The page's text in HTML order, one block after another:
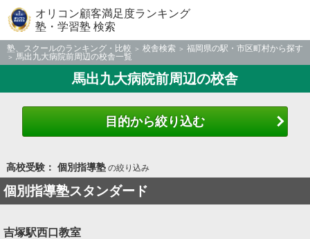
オリコン顧客満足度ランキング
塾・学習塾 検索
塾、スクールのランキング・比較 校舎検索
福岡県の駅・市区町村から探す
馬出九大病院前周辺の校舎一覧
馬出九大病院前周辺の校舎
目的から絞り込む
高校受験： 個別指導塾の絞り込み
個別指導塾スタンダード
吉塚駅西口教室